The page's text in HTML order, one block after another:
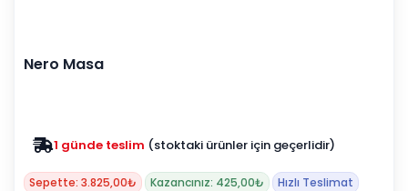
Nero Masa
1 günde teslim
(stoktaki ürünler için geçerlidir)
Zam yok 2025 fiyatları devam ediyor
Sepette: 3.825,00₺ Kazancınız: 425,00₺ Hızlı Teslimat